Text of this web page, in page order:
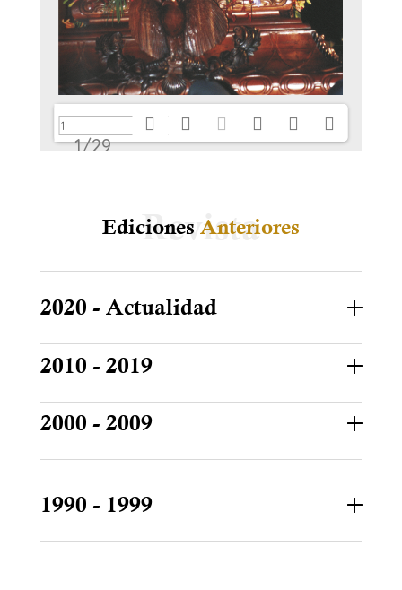
1/29
Ediciones Anteriores
2020 - Actualidad
2010 - 2019
2000 - 2009
1990 - 1999